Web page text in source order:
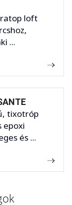
loft
...
tixotróp
epoxi
és ...